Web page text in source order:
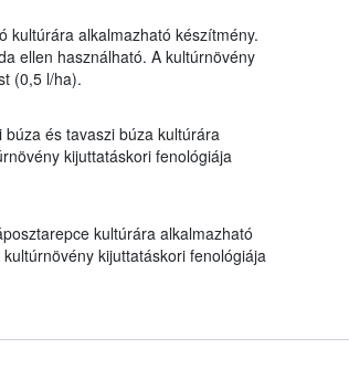
kultúrára alkalmazható készítmény.
ellen használható. A kultúrnövény
(0,5 l/ha).
és tavaszi búza kultúrára
kijuttatáskori fenológiája
kultúrára alkalmazható
kijuttatáskori fenológiája